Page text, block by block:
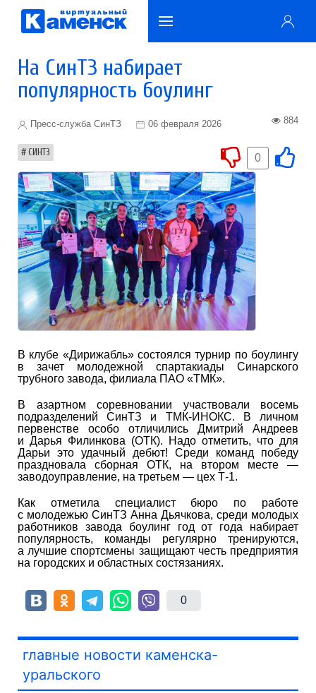
На СинТЗ набирает
популярность боулинг
Пресс-служба СинТЗ 06 февраля 2026 884
СИНТЗ 0
В клубе «Дирижабль» состоялся турнир по боулингу
в зачет молодежной спартакиады Синарского
трубного завода, филиала ПАО «ТМК».
В азартном соревновании участвовали восемь
подразделений СинТЗ и ТМК-ИНОКС. В личном
первенстве особо отличились Дмитрий Андреев
и Дарья Филинкова (ОТК). Надо отметить, что для
Дарьи это удачный дебют! Среди команд победу
праздновала сборная ОТК, на втором месте —
заводоуправление, на третьем — цех Т-1.
Как отметила специалист бюро по работе
с молодежью СинТЗ Анна Дьячкова, среди молодых
работников завода боулинг год от года набирает
популярность, команды регулярно тренируются,
а лучшие спортсмены защищают честь предприятия
на городских и областных состязаниях.
0
главные новости каменска-
уральского